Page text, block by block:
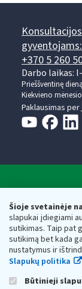
Šioje svetainėje
slapukai įdiegiami
sutikimas. Taip pat
sutikimą bet kada
nustatymus ir
Slapukų politika
Būtinieji
gyventojams:
+370 5 260
Darbo laikas:
Prieššventinę
Kiekvieno
Paklausimas per
Valstybinė
Respublikos
Biudžetinė
adresas: Vasario
vmi@vmi.lt , E.
Duomenys apie
Respublikos